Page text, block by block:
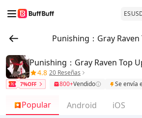
ES
Punishing：Gray Raven
Punishing：Gray Raven Top
4.8 20 Reseñas
7%OFF 800+Vendido Se envía
Popular Android iOS